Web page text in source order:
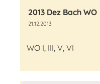
2013 Dez Bach WO
21.12.2013
WO I, III, V, VI